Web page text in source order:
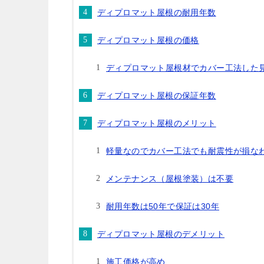
ディプロマット屋根の耐用年数
ディプロマット屋根の価格
ディプロマット屋根材でカバー工法した
ディプロマット屋根の保証年数
ディプロマット屋根のメリット
軽量なのでカバー工法でも耐震性が損な
メンテナンス（屋根塗装）は不要
耐用年数は50年で保証は30年
ディプロマット屋根のデメリット
施工価格が高め